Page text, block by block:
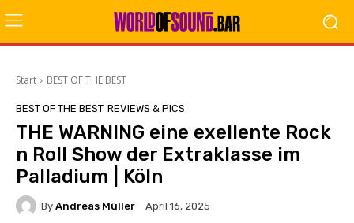
Start BEST OF THE BEST
BEST OF THE BEST REVIEWS & PICS
THE WARNING eine exellente Rock
n Roll Show der Extraklasse im
Palladium | Köln
By Andreas Müller April 16, 2025